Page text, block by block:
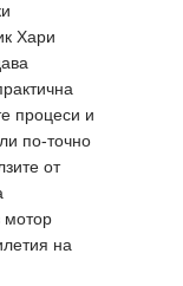
Хари
процеси и
по-точно
от
мотор
на